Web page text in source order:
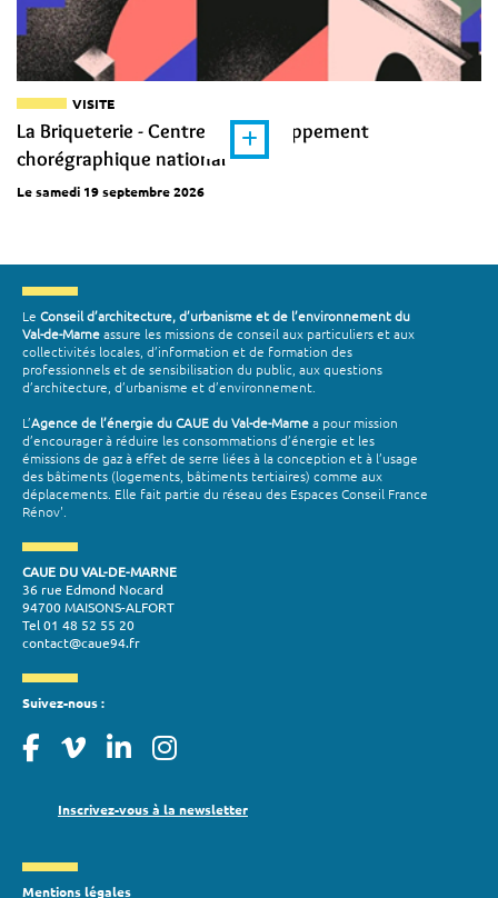
VISITE
La Briqueterie - Centre de développement
chorégraphique national
Le samedi 19 septembre 2026
Le Conseil d’architecture, d’urbanisme et de l’environnement du
Val-de-Marneassure les missions de conseil aux particuliers et aux
collectivités locales, d’information et de formation des
professionnels et de sensibilisation du public, aux questions
d’architecture, d’urbanisme et d’environnement.
L’Agence de l’énergie du CAUE du Val-de-Marnea pour mission
d’encourager à réduire les consommations d’énergie et les
émissions de gaz à effet de serre liées à la conception et à l’usage
des bâtiments (logements, bâtiments tertiaires) comme aux
déplacements. Elle fait partie du réseau des Espaces Conseil France
Rénov'.
CAUE DU VAL-DE-MARNE
36 rue Edmond Nocard
94700 MAISONS-ALFORT
Tel 01 48 52 55 20
contact@caue94.fr
Suivez-nous :
Inscrivez-vous à la newsletter
Mentions légales